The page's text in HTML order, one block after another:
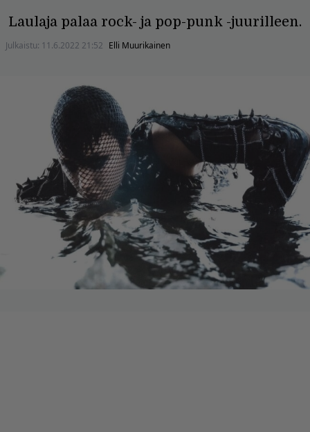
Laulaja palaa rock- ja pop-punk -juurilleen.
Julkaistu: 11.6.2022 21:52 Elli Muurikainen